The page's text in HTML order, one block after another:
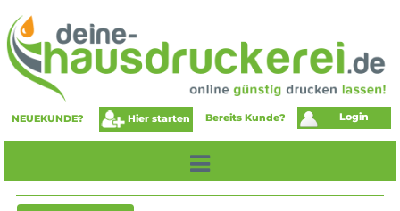
NEUEKUNDE? Hier starten Bereits Kunde? Login